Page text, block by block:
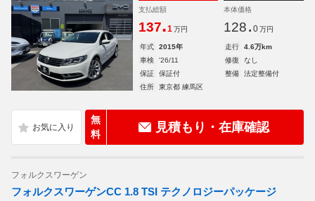
支払総額
137.1 万円
本体価格
128. 0 万円
年式 2015年 走行
4.6万km
車検
'26/11 修復
なし
保証
保証付 整備
法定整備付
住所
東京都 練馬区
無
料
見積もり・在庫確認
フォルクスワーゲン
フォルクスワーゲンCC 1.8 TSI テクノロジーパッケージ